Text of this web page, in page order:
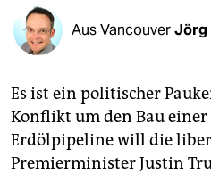
shop
fragen & hilfe
unterstützen
abo
genossenschaft
Aus VancouverJörg
Es ist ein politischer
Konflikt um den Bau
Erdölpipeline will die
Premierminister Justin